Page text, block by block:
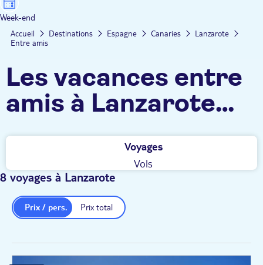
Week-end
Accueil Destinations Espagne Canaries
Lanzarote
Entre amis
Les vacances entre
amis à Lanzarote
TUI
Voyages
Vols
8 voyages à Lanzarote
Prix total
Prix / pers.